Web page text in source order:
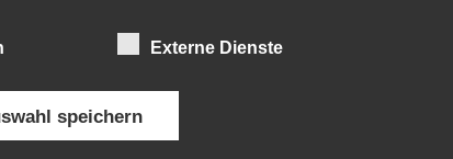
sfe
Externe Dienste
speichern